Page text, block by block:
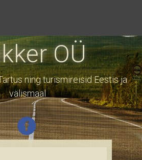
OÜ
ning turismireisid Eestis ja
välismaal